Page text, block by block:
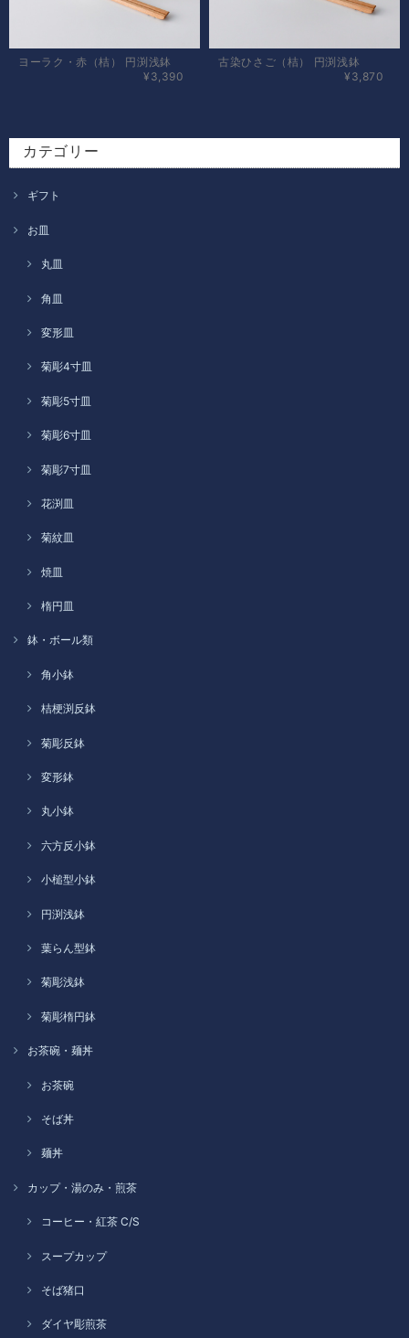
ヨーラク・赤（桔） 円渕浅鉢
¥3,390
古染ひさご（桔） 円渕浅鉢
¥3,870
カテゴリー
ギフト
お皿
丸皿
角皿
変形皿
菊彫4寸皿
菊彫5寸皿
菊彫6寸皿
菊彫7寸皿
花渕皿
菊紋皿
焼皿
楕円皿
鉢・ボール類
角小鉢
桔梗渕反鉢
菊彫反鉢
変形鉢
丸小鉢
六方反小鉢
小槌型小鉢
円渕浅鉢
葉らん型鉢
菊彫浅鉢
菊彫楕円鉢
お茶碗・麺丼
お茶碗
そば丼
麺丼
カップ・湯のみ・煎茶
コーヒー・紅茶 C/S
スープカップ
そば猪口
ダイヤ彫煎茶